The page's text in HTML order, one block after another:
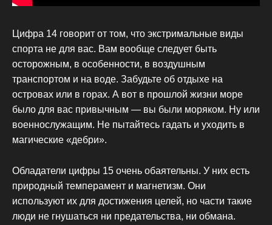
Цифра 14 говорит от том, что экстримальные виды
спорта не для вас. Вам вообще следует быть
осторожным, в особенности, в воздушным
транспортом и на воде. Забудьте об отдыхе на
островах или в горах. А вот в прошлой жизни море
было для вас привычным — вы были моряком. Ну или
военнослужащим. Не пытайтесь гадать и уходить в
магические «дебри».
Обладатели цифры 15 очень обаятельны. У них есть
природный темперамент и магнетизм. Они
используют их для достижения целей, но части такие
люди не гнушаться ни предательства, ни обмана.